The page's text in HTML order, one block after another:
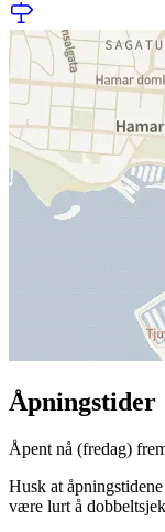
Åpningstider
Åpent nå (fredag)
Husk at
være lurt å